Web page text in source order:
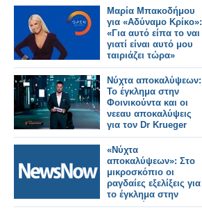
Μαρία Μπακοδήμου
για «Αδύναμο Κρίκο»:
«Για αυτό είπα το ναι
γιατί είναι αυτό μου
ταιριάζει τώρα»
Νύχτα αποκαλύψεων:
Το έγκλημα στην
Φοινικούντα και οι
νεεαυ αποκαλύψεις
για τον Dr Krueger
«Νύχτα
αποκαλύψεων»: Στο
μικροσκόπιο οι
ραγδαίες εξελίξεις για
το έγκλημα στην
Φοινικούντα